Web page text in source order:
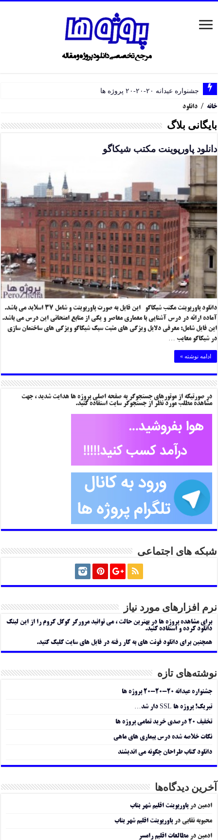
جشنواره عیدانه ۲۰-۲۰-۲۰ پروژه ها
خانه / دانلود
بایگانی بلاگ
دانلود پاورپوینت مکتب شیکاگو
دانلود پاورپوینت مکتب شیکاگو این فایل به صورت پاورپوینت و شامل ۳۷ اسلاید می باشد.
آماده ارائه در درس آشنایی با معماری معاصر و یکی از منابع امتحانی این درس می باشد.
این فایل شامل: معرفی دلایل ویژگی های مثبت سبک شیکاگو ویژگی های ساختمان سازی
در شیکاگو معایب …
ادامه نوشته »
در صورتیکه از موتورهای جستجوگر به صفحه اصلی پروژه ها هدایت شدید ، جهت
مشاهده مطلب مورد نظر از جستجوگر سایت استفاده کنید.
شبکه های اجتماعی
نرم افزارهای مورد نیاز
برای مشاهده پروژه ها در بهترین حالت ، می توانید مرورگر گوگل کروم را از این لینک
دانلود کرده و استفاده کنید.
همچنین برای دانلود فونت های به کار رفته در فایل های سایت کلیک کنید.
نوشته‌های تازه
جشنواره عیدانه ۲۰-۲۰-۲۰ پروژه ها
تبریک! پروژه ها SSL دار شد…
تخفیف ۲۰ درصدی خرید تمامی پروژه ها
نکات خلاصه شده درس بیماری های ماهی
دانلود کتاب طراحان چگونه می اندیشند
آخرین دیدگاه‌ها
ادمین درپاورپوینت اقلیم شهر بناب
محبوبه نقابی درپاورپوینت اقلیم شهر بناب
ادمین درمطالعات اقلیم رامسر